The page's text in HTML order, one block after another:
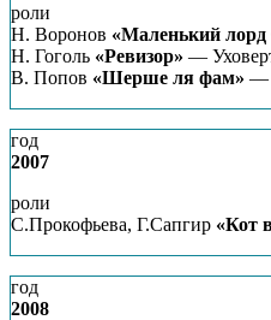
роли
Н. Воронов «Маленький лорд
Н. Гоголь «Ревизор» —
В. Попов «Шерше ля фам» —
год
2007
роли
С.Прокофьева, Г.Сапгир «Кот
год
2008